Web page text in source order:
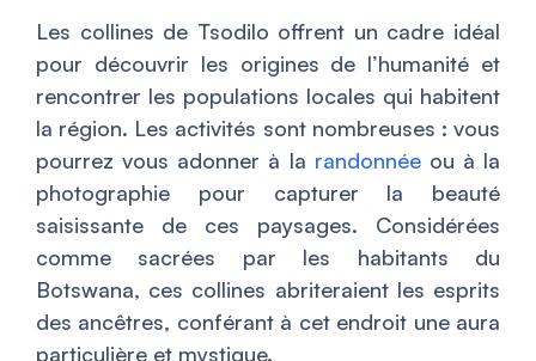
Les collines de Tsodilo offrent un cadre idéal
pour découvrir les origines de l’humanité et
rencontrer les populations locales qui habitent
la région. Les activités sont nombreuses : vous
pourrez vous adonner à la randonnéeou à la
photographie pour capturer la beauté
saisissante de ces paysages. Considérées
comme sacrées par les habitants du
Botswana, ces collines abriteraient les esprits
des ancêtres, conférant à cet endroit une aura
particulière et mystique.